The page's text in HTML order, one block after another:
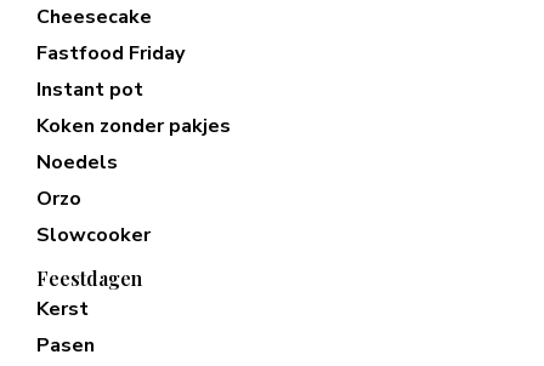
Cheesecake
Fastfood Friday
Instant pot
Koken zonder pakjes
Noedels
Orzo
Slowcooker
Feestdagen
Kerst
Pasen